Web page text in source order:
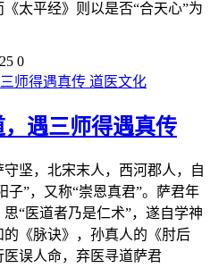
太平经》则以是否“合天心”为
0
道医文化
，遇三师得遇真传
坚，北宋末人，西河郡人，自
子”，又称“崇恩真君”。萨君年
“医道者乃是仁术”，遂自学神
《脉诀》，孙真人的《肘后
误人命，弃医寻道萨君